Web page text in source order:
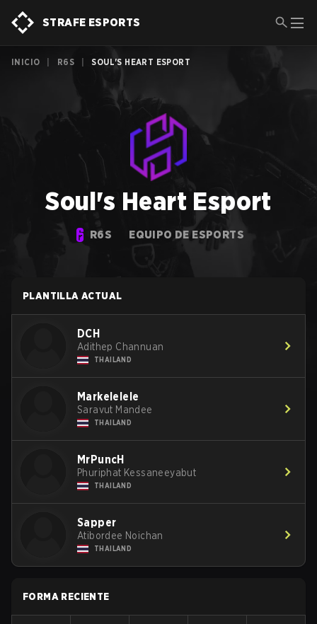
STRAFE ESPORTS
INICIO R6S SOUL'S HEART ESPORT
Soul's Heart Esport
R6S EQUIPO DE ESPORTS
PLANTILLA ACTUAL
DCH
Adithep Channuan
THAILAND
Markelelele
Saravut Mandee
THAILAND
MrPuncH
Phuriphat Kessaneeyabut
THAILAND
Sapper
Atibordee Noichan
THAILAND
FORMA RECIENTE